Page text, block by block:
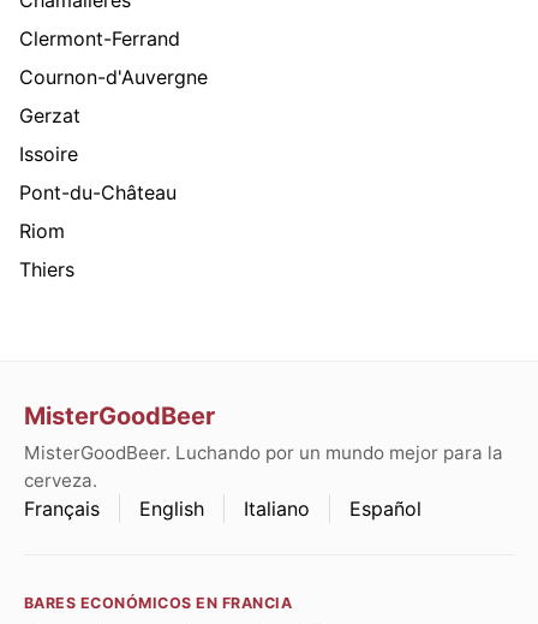
Clermont-Ferrand
Cournon-d'Auvergne
Gerzat
Issoire
Pont-du-Château
Riom
Thiers
MisterGoodBeer
MisterGoodBeer. Luchando por un mundo mejor para la
cerveza.
Français English Italiano Español
BARES ECONÓMICOS EN FRANCIA